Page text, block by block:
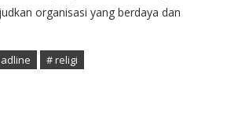
organisasi yang berdaya dan
# religi